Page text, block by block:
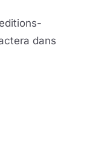
dans